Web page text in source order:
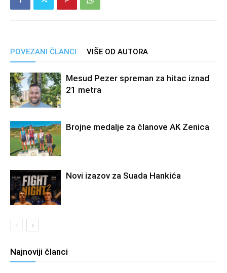
POVEZANI ČLANCI VIŠE OD AUTORA
Mesud Pezer spreman za hitac iznad
21 metra
Brojne medalje za članove AK Zenica
Novi izazov za Suada Hankića
Najnoviji članci